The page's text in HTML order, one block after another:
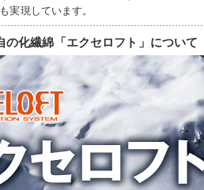
実現しています。
の化繊綿「エクセロフト」について